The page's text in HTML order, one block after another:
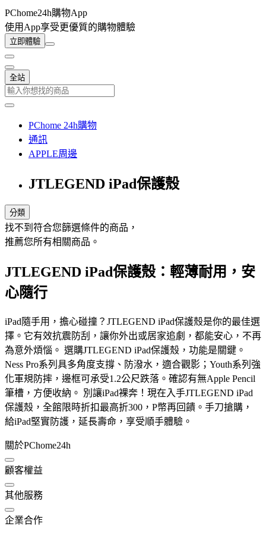
PChome24h購物App
使用App享受更優質的購物體驗
立即體驗
全站
PChome 24h購物
通訊
APPLE周邊
JTLEGEND iPad保護殼
分類
找不到符合您篩選條件的商品，
推薦您所有相關商品。
JTLEGEND iPad保護殼：輕薄耐用，安
心隨行
iPad隨手用，擔心碰撞？JTLEGEND iPad保護殼是你的最佳選
擇。它有效抗震防刮，讓你外出或居家追劇，都能安心，不再
為意外煩惱。 選購JTLEGEND iPad保護殼，功能是關鍵。
Ness Pro系列具多角度支撐、防潑水，適合觀影；Youth系列強
化軍規防摔，邊框可承受1.2公尺跌落。確認有無Apple Pencil
筆槽，方便收納。 別讓iPad裸奔！現在入手JTLEGEND iPad
保護殼，全館限時折扣最高折300，P幣再回饋。手刀搶購，
給iPad堅實防護，延長壽命，享受順手體驗。
關於PChome24h
顧客權益
其他服務
企業合作